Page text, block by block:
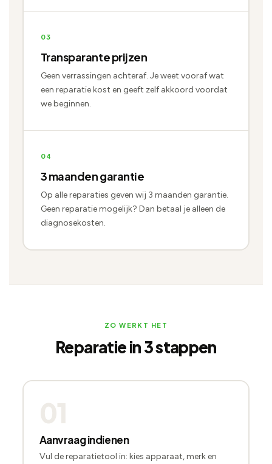
03
Transparante prijzen
Geen verrassingen achteraf. Je weet vooraf wat
een reparatie kost en geeft zelf akkoord voordat
we beginnen.
04
3 maanden garantie
Op alle reparaties geven wij 3 maanden garantie.
Geen reparatie mogelijk? Dan betaal je alleen de
diagnosekosten.
ZO WERKT HET
Reparatie in 3 stappen
01
Aanvraag indienen
Vul de reparatietool in: kies apparaat, merk en